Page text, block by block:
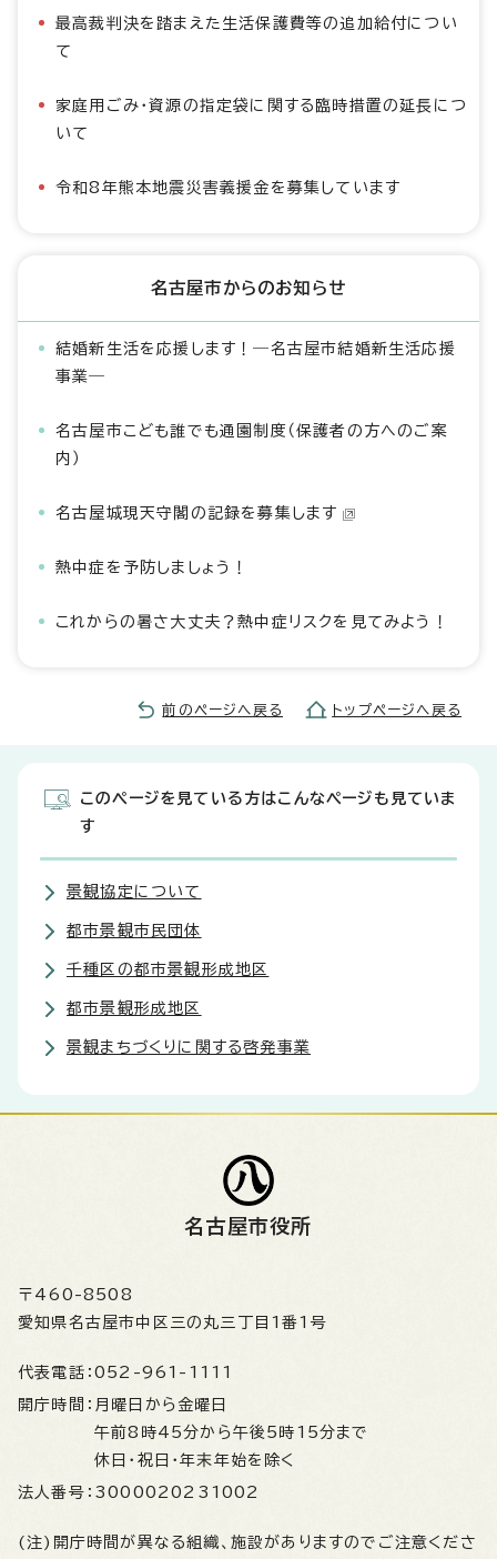
最高裁判決を踏まえた生活保護費等の追加給付につい
て
家庭用ごみ・資源の指定袋に関する臨時措置の延長につ
いて
令和8年熊本地震災害義援金を募集しています
名古屋市からのお知らせ
結婚新生活を応援します！―名古屋市結婚新生活応援
事業―
名古屋市こども誰でも通園制度（保護者の方へのご案
内）
名古屋城現天守閣の記録を募集します
熱中症を予防しましょう！
これからの暑さ大丈夫？熱中症リスクを見てみよう！
前のページへ戻る トップページへ戻る
このページを見ている方はこんなページも見ていま
す
景観協定について
都市景観市民団体
千種区の都市景観形成地区
都市景観形成地区
景観まちづくりに関する啓発事業
名古屋市役所
〒460-8508
愛知県名古屋市中区三の丸三丁目1番1号
代表電話： 052-961-1111
開庁時間： 月曜日から金曜日
午前8時45分から午後5時15分まで
休日・祝日・年末年始を除く
法人番号： 3000020231002
(注)開庁時間が異なる組織、施設がありますのでご注意くださ